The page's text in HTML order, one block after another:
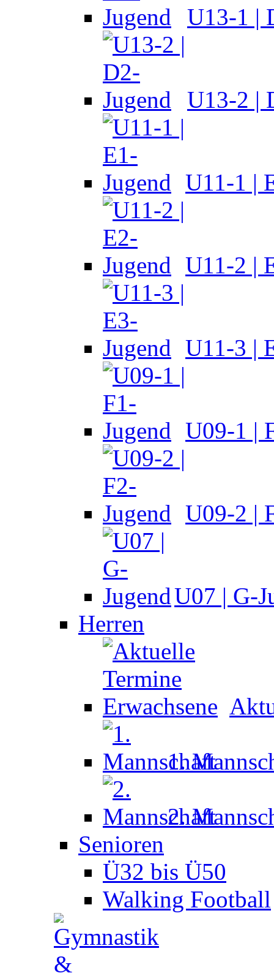
U13-1 |
U13-2 |
U11-1 |
U11-2 |
U11-3 |
U09-1 |
U09-2 |
U07 | G-
Herren
1.
2.
Senioren
Ü32 bis Ü50
Walking Football